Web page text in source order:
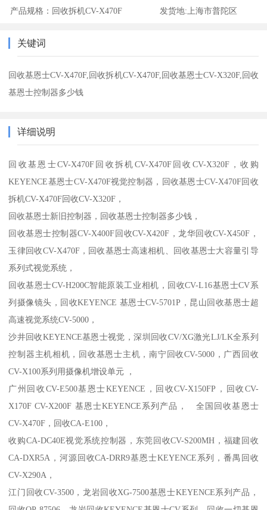
产品规格： 回收拆机CV-X470F 发货地: 上海市普陀区
关键词
回收基恩士CV-X470F,回收拆机CV-X470F,回收基恩士CV-X320F,回收
基恩士控制器多少钱
详细说明
回收基恩士CV-X470F回收拆机CV-X470F回收CV-X320F，收购
KEYENCE基恩士CV-X470F视觉控制器，回收基恩士CV-X470F回收
拆机CV-X470F回收CV-X320F，
回收基恩士新旧控制器， 回收基恩士控制器多少钱，
回收基恩士控制器CV-X400F回收CV-X420F，龙华回收CV-X450F，
玉律回收CV-X470F，回收基恩士高速相机、回收基恩士大容量引导
系列式视觉系统，
回收基恩士CV-H200C智能原装工业相机，回收CV-L16基恩士CV系
列摄像镜头，回收KEYENCE 基恩士CV-5701P，昆山回收基恩士超
高速视觉系统CV-5000，
沙井回收KEYENCE基恩士视觉，深圳回收CV/XG激光LJ/LK全系列
控制器主机相机，回收基恩士主机，南宁回收CV-5000，广西回收
CV-X100系列用摄像机增设单元 ，
广州回收CV-E500基恩士KEYENCE，回收CV-X150FP，回收CV-
X170F CV-X200F 基恩士KEYENCE系列产品， 全国回收基恩士
CV-X470F，回收CA-E100，
收购CA-DC40E视觉系统控制器，东莞回收CV-S200MH，福建回收
CA-DXR5A，河源回收CA-DRR9基恩士KEYENCE系列，番禺回收
CV-X290A，
江门回收CV-3500，龙岩回收XG-7500基恩士KEYENCE系列产品，